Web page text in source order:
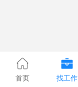
首页 找工作